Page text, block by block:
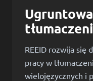
REEID rozwija się
pracy w
wielojęzycznych i